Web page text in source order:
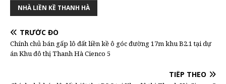
NHÀ LIỀN KỀ THANH HÀ
TRƯỚC ĐÓ
Chính chủ bán gấp lô đất liền kề ô góc đường 17m khu B2.1 tại dự
án Khu đô thị Thanh Hà Cienco 5
TIẾP THEO